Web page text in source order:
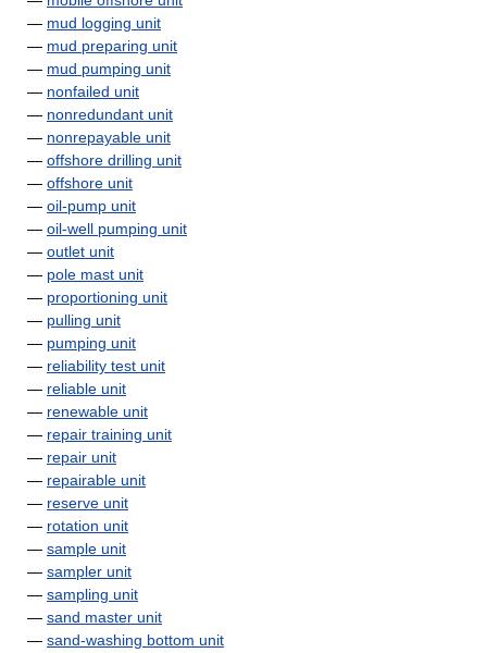
— mud logging unit
— mud preparing unit
— mud pumping unit
— nonfailed unit
— nonredundant unit
— nonrepayable unit
— offshore drilling unit
— offshore unit
— oil-pump unit
— oil-well pumping unit
— outlet unit
— pole mast unit
— proportioning unit
— pulling unit
— pumping unit
— reliability test unit
— reliable unit
— renewable unit
— repair training unit
— repair unit
— repairable unit
— reserve unit
— rotation unit
— sample unit
— sampler unit
— sampling unit
— sand master unit
— sand-washing bottom unit